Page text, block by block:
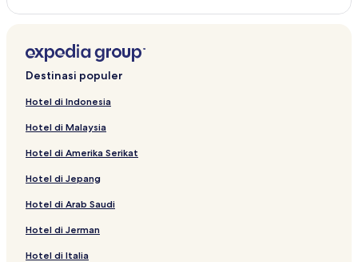
Destinasi populer
Hotel di Indonesia
Hotel di Malaysia
Hotel di Amerika Serikat
Hotel di Jepang
Hotel di Arab Saudi
Hotel di Jerman
Hotel di Italia